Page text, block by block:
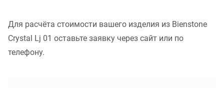
Для расчёта стоимости вашего изделия из Bienstone
Crystal Lj 01 оставьте заявку через сайт или по
телефону.